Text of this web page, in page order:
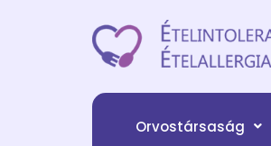
Orvostársaság